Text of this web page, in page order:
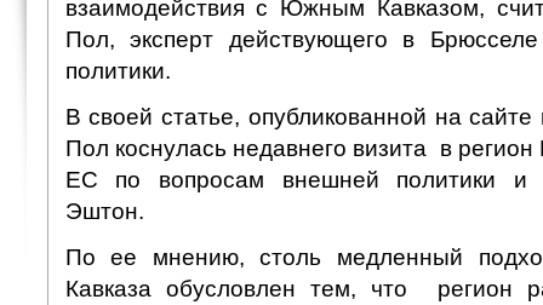
взаимодействия с Южным Кавказом,
Пол, эксперт действующего в
политики.
В своей статье, опубликованной на сайте
Пол коснулась недавнего визита в
ЕС по вопросам внешней политики и
Эштон.
По ее мнению, столь медленный
Кавказа обусловлен тем, что регион